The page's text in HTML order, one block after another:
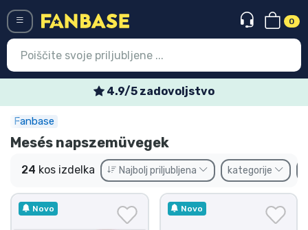
0
Tedenske posebne ponudbe
Fanbase
Mesés napszemüvegek
24 kos izdelka Najbolj priljubljena kategorije
Novo Novo
Najnovejsi izdelki
Prodajni izdelki
Ekspresna dostava